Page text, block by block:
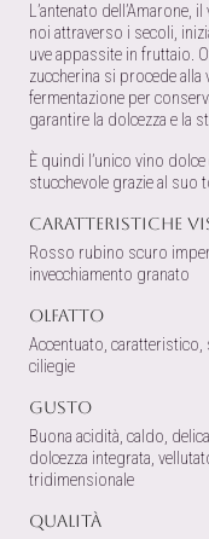
L’antenato dell’Amarone,
noi attraverso i secoli,
uve appassite in fruttaio.
zuccherina si procede
fermentazione per
garantire la dolcezza e la
È quindi l’unico vino
stucchevole grazie al suo
Caratteristiche
Rosso rubino scuro
invecchiamento granato
Olfatto
Accentuato,
ciliegie
Gusto
Buona acidità, caldo,
dolcezza integrata,
tridimensionale
Qualità